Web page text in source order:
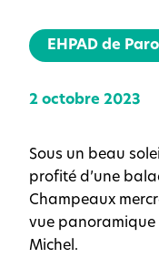
EHPAD de
2 octobre 2023
Sous un beau
profité d’une
Champeaux
vue
Michel.